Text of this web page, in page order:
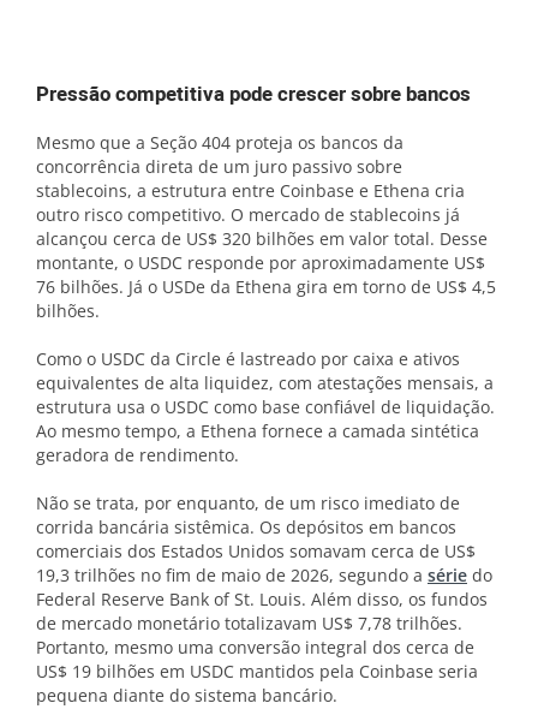
Pressão competitiva pode crescer sobre bancos
Mesmo que a Seção 404 proteja os bancos da
concorrência direta de um juro passivo sobre
stablecoins, a estrutura entre Coinbase e Ethena cria
outro risco competitivo. O mercado de stablecoins já
alcançou cerca de US$ 320 bilhões em valor total. Desse
montante, o USDC responde por aproximadamente US$
76 bilhões. Já o USDe da Ethena gira em torno de US$ 4,5
bilhões.
Como o USDC da Circle é lastreado por caixa e ativos
equivalentes de alta liquidez, com atestações mensais, a
estrutura usa o USDC como base confiável de liquidação.
Ao mesmo tempo, a Ethena fornece a camada sintética
geradora de rendimento.
Não se trata, por enquanto, de um risco imediato de
corrida bancária sistêmica. Os depósitos em bancos
comerciais dos Estados Unidos somavam cerca de US$
19,3 trilhões no fim de maio de 2026, segundo a série do
Federal Reserve Bank of St. Louis. Além disso, os fundos
de mercado monetário totalizavam US$ 7,78 trilhões.
Portanto, mesmo uma conversão integral dos cerca de
US$ 19 bilhões em USDC mantidos pela Coinbase seria
pequena diante do sistema bancário.